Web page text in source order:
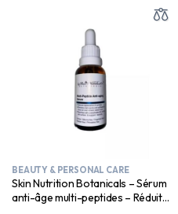
BEAUTY & PERSONAL CARE
Skin Nutrition Botanicals – Sérum
anti-âge multi-peptides – Réduit